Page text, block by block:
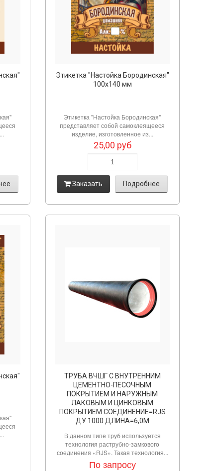
Этикетка "Настойка Бородинская"
100х140 мм
Этикетка "Настойка Бородинская"
представляет собой самоклеящееся
изделие, изготовленное из...
25,00 руб
Заказать Подробнее
ТРУБА ВЧШГ С ВНУТРЕННИМ
ЦЕМЕНТНО-ПЕСОЧНЫМ
ПОКРЫТИЕМ И НАРУЖНЫМ
ЛАКОВЫМ И ЦИНКОВЫМ
ПОКРЫТИЕМ СОЕДИНЕНИЕ=RJS
ДУ 1000 ДЛИНА=6,0М
В данном типе труб используется
технология раструбно-замкового
соединения «RJS». Такая технология...
По запросу